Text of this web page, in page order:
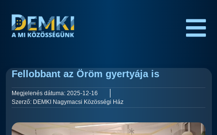
Fellobbant az Öröm gyertyája is
Megjelenés dátuma: 2025-12-16
Szerző: DEMKI Nagymacsi Közösségi Ház